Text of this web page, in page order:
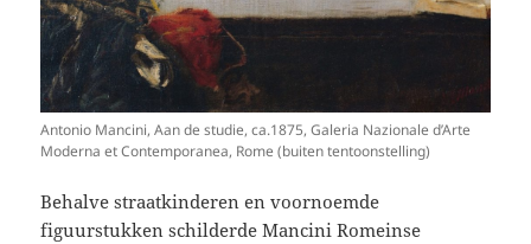
Antonio Mancini, Aan de studie, ca.1875, Galeria Nazionale d’Arte
Moderna et Contemporanea, Rome (buiten tentoonstelling)
Behalve straatkinderen en voornoemde
figuurstukken schilderde Mancini Romeinse